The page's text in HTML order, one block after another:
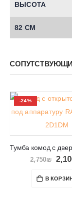
ВЫСОТА
82 СМ
-24%
2,750₪
В